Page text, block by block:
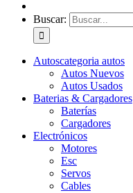
Buscar:
Autoscategoria autos
Autos Nuevos
Autos Usados
Baterias & Cargadores
Baterías
Cargadores
Electrónicos
Motores
Esc
Servos
Cables